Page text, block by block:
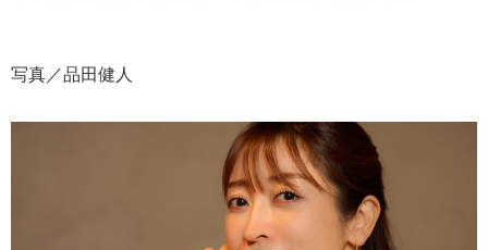
写真／品田健人